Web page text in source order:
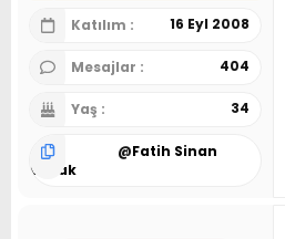
Katılım
16 Eyl 2008
Mesajlar 404
Yaş 34
@Fatih Sinan
Durak